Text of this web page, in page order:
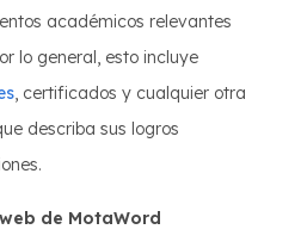
académicos relevantes
lo general, esto incluye
, certificados y cualquier otra
describa sus logros
de MotaWord